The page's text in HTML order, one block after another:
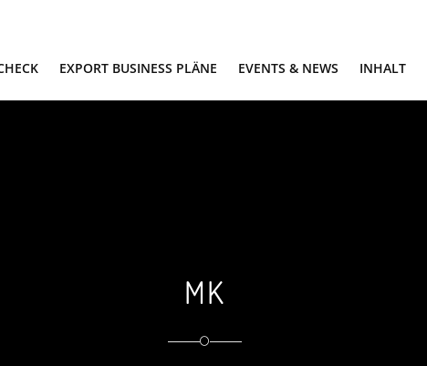
EXPORT BUSINESS PLÄNE EVENTS & NEWS INHALT
MK